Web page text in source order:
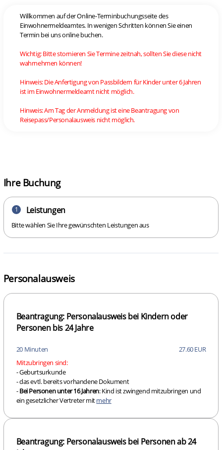
Willkommen auf der Online-Terminbuchungsseite des
Einwohnermeldeamtes. In wenigen Schritten können Sie einen
Termin bei uns online buchen.
Wichtig: Bitte stornieren Sie Termine zeitnah, sollten Sie diese nicht
wahrnehmen können!
Hinweis: Die Anfertigung von Passbildern für Kinder unter 6 Jahren
ist im Einwohnermeldeamt nicht möglich.
Hinweis: Am Tag der Anmeldung ist eine Beantragung von
Reisepass/Personalausweis nicht möglich.
Personalausweis
Beantragung: Personalausweis bei Kindern oder
Personen bis 24 Jahre
20 Minuten
27.60 EUR
Mitzubringen sind:
- Geburtsurkunde
- das evtl. bereits vorhandene Dokument
-Bei Personen unter 16 Jahren: Kind ist zwingend mitzubringen und
ein gesetzlicher Vertreter mitmehr
Beantragung: Personalausweis bei Personen ab 24
Ihre Buchung
1 Leistungen
Bitte wählen Sie Ihre gewünschten Leistungen aus